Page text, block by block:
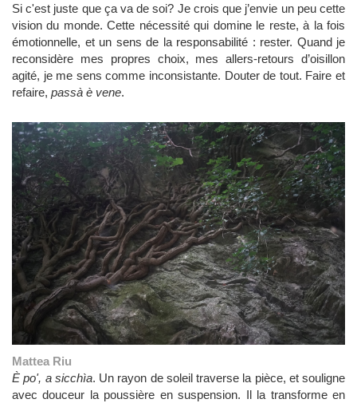
Si c'est juste que ça va de soi? Je crois que j’envie un peu cette
vision du monde. Cette nécessité qui domine le reste, à la fois
émotionnelle, et un sens de la responsabilité : rester. Quand je
reconsidère mes propres choix, mes allers-retours d’oisillon
agité, je me sens comme inconsistante. Douter de tout. Faire et
refaire, passà è vene.
Mattea Riu
È po', a sicchìa. Un rayon de soleil traverse la pièce, et souligne
avec douceur la poussière en suspension. Il la transforme en